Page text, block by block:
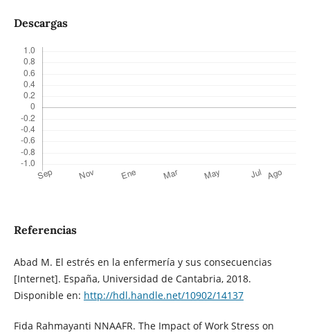
Descargas
Referencias
Abad M. El estrés en la enfermería y sus consecuencias
[Internet]. España, Universidad de Cantabria, 2018.
Disponible en: http://hdl.handle.net/10902/14137
Fida Rahmayanti NNAAFR. The Impact of Work Stress on